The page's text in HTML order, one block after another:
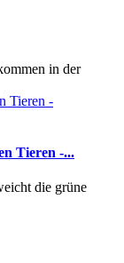
in der
Tieren -...
die grüne